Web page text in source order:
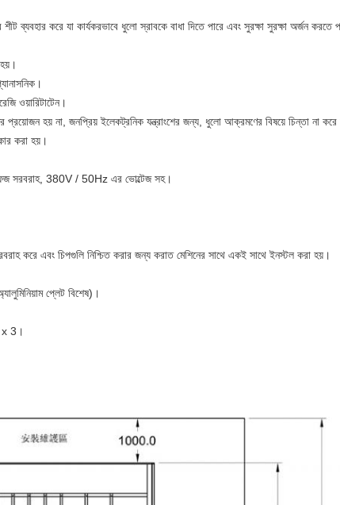
ব্যবহার করে যা কার্যকরভাবে ধুলো স্রাবকে বাধা দিতে পারে এবং সুরক্ষা সুরক্ষা অর্জন করতে
ওয়ারিটাটেন।
প্রয়োজন হয় না, জনপ্রিয় ইলেকট্রনিক যন্ত্রাংশের জন্য, ধুলো আক্রমণের বিষয়ে চিন্তা না করে
করা হয়।
সরবরাহ, 380V / 50Hz এর ভোল্টেজ সহ।
করে এবং চিপগুলি নিশ্চিত করার জন্য করাত মেশিনের সাথে একই সাথে ইনস্টল করা হয়।
প্লেট বিশেষ)।
x 3।